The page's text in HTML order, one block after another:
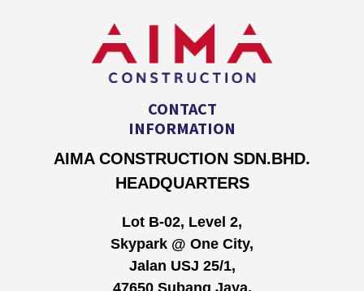
CONTACT
INFORMATION
AIMA CONSTRUCTION SDN.BHD.
HEADQUARTERS
Lot B-02, Level 2,
Skypark @ One City,
Jalan USJ 25/1,
47650 Subang Jaya,